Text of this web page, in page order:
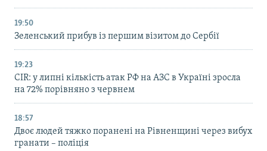
19:50
Зеленський прибув із першим візитом до Сербії
19:23
CIR: у липні кількість атак РФ на АЗС в Україні зросла
на 72% порівняно з червнем
18:57
Двоє людей тяжко поранені на Рівненщині через вибух
гранати – поліція